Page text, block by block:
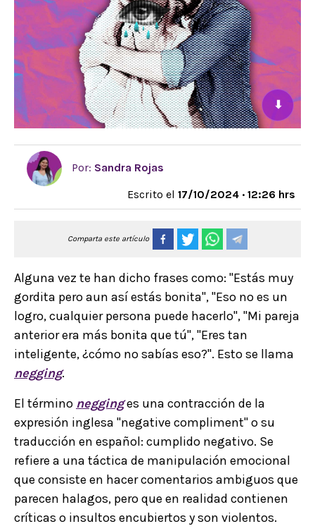
⬇
Por: Sandra Rojas
Escrito el 17/10/2024 · 12:26 hrs
Comparta este artículo
Alguna vez te han dicho frases como: "Estás muy
gordita pero aun así estás bonita", "Eso no es un
logro, cualquier persona puede hacerlo", "Mi pareja
anterior era más bonita que tú", "Eres tan
inteligente, ¿cómo no sabías eso?". Esto se llama
negging.
El término negginges una contracción de la
expresión inglesa "negative compliment" o su
traducción en español: cumplido negativo. Se
refiere a una táctica de manipulación emocional
que consiste en hacer comentarios ambiguos que
parecen halagos, pero que en realidad contienen
críticas o insultos encubiertos y son violentos.